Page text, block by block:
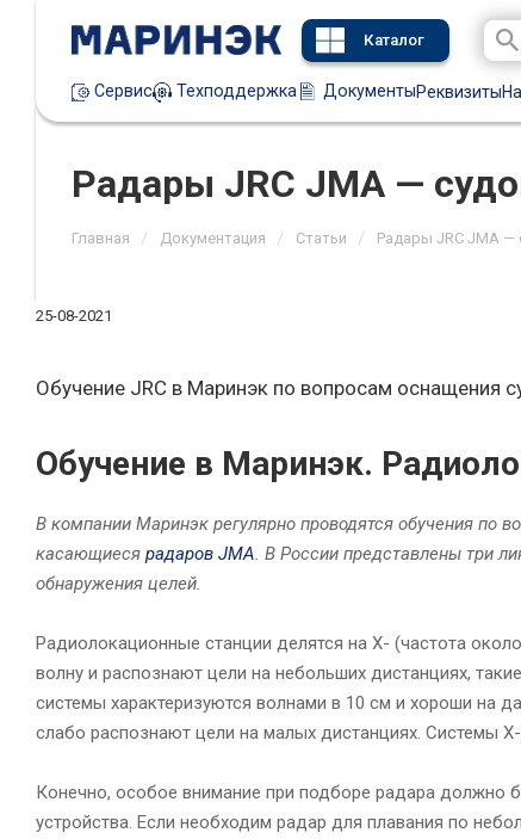
Каталог
Сервис Техподдержка ДокументыРеквизиты
Радары JRC JMA —
Главная / Документация / Статьи / Радары JRC JMA —
25-08-2021
Обучение JRC в Маринэк по вопросам оснащения
Обучение в Маринэк.
В компании Маринэк регулярно проводятся обучения по
касающиеся радаров JMA. В России представлены три
обнаружения целей.
Радиолокационные станции делятся на X- (частота
волну и распознают цели на небольших дистанциях,
системы характеризуются волнами в 10 см и хороши на
слабо распознают цели на малых дистанциях. Системы
Конечно, особое внимание при подборе радара должно
устройства. Если необходим радар для плавания по